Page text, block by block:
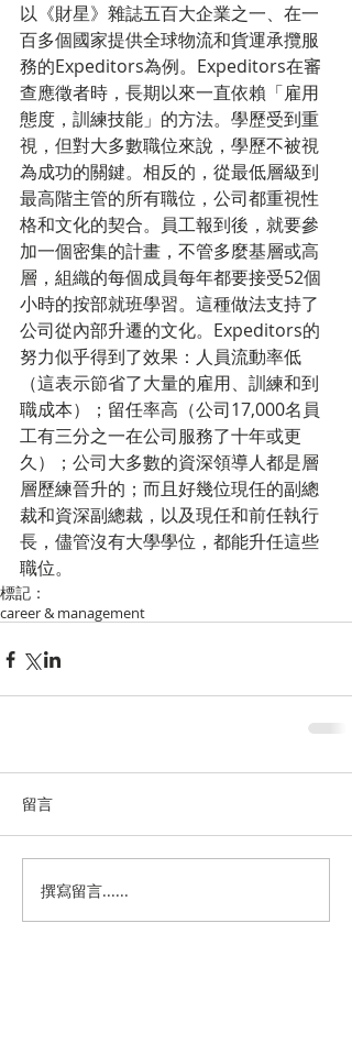
以《財星》雜誌五百大企業之一、在一
百多個國家提供全球物流和貨運承攬服
務的Expeditors為例。Expeditors在審
查應徵者時，長期以來一直依賴「雇用
態度，訓練技能」的方法。學歷受到重
視，但對大多數職位來說，學歷不被視
為成功的關鍵。相反的，從最低層級到
最高階主管的所有職位，公司都重視性
格和文化的契合。員工報到後，就要參
加一個密集的計畫，不管多麼基層或高
層，組織的每個成員每年都要接受52個
小時的按部就班學習。這種做法支持了
公司從內部升遷的文化。Expeditors的
努力似乎得到了效果：人員流動率低
（這表示節省了大量的雇用、訓練和到
職成本）；留任率高（公司17,000名員
工有三分之一在公司服務了十年或更
久）；公司大多數的資深領導人都是層
層歷練晉升的；而且好幾位現任的副總
裁和資深副總裁，以及現任和前任執行
長，儘管沒有大學學位，都能升任這些
職位。
標記：
career & management
留言
撰寫留言......